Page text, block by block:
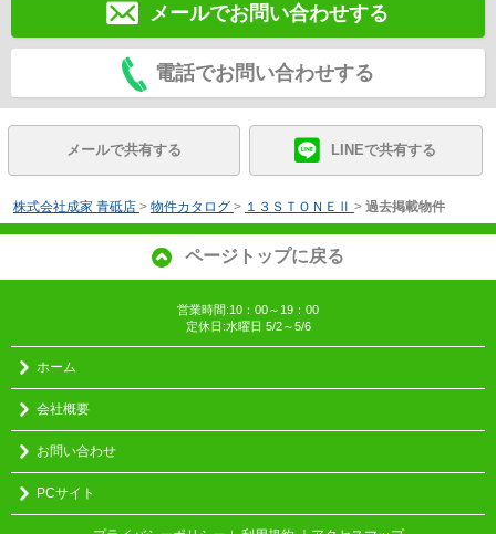
メールでお問い合わせする
電話でお問い合わせする
メールで共有する LINEで共有する
株式会社成家 青砥店 > 物件カタログ > １３ＳＴＯＮＥⅡ > 過去掲載物件
ページトップに戻る
営業時間:10：00～19：00
定休日:水曜日 5/2～5/6
ホーム
会社概要
お問い合わせ
PCサイト